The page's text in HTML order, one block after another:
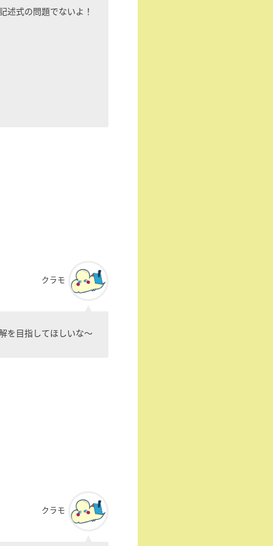
述式の問題でないよ！
クラモ
を目指してほしいな〜
クラモ